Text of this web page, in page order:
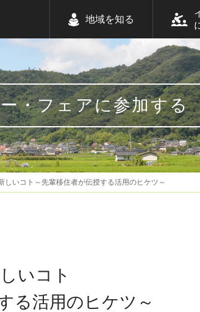
地域を知る
・フェアに参加する
しいコト～先輩移住者が伝授する活用のヒケツ～
いコト
る活用のヒケツ～